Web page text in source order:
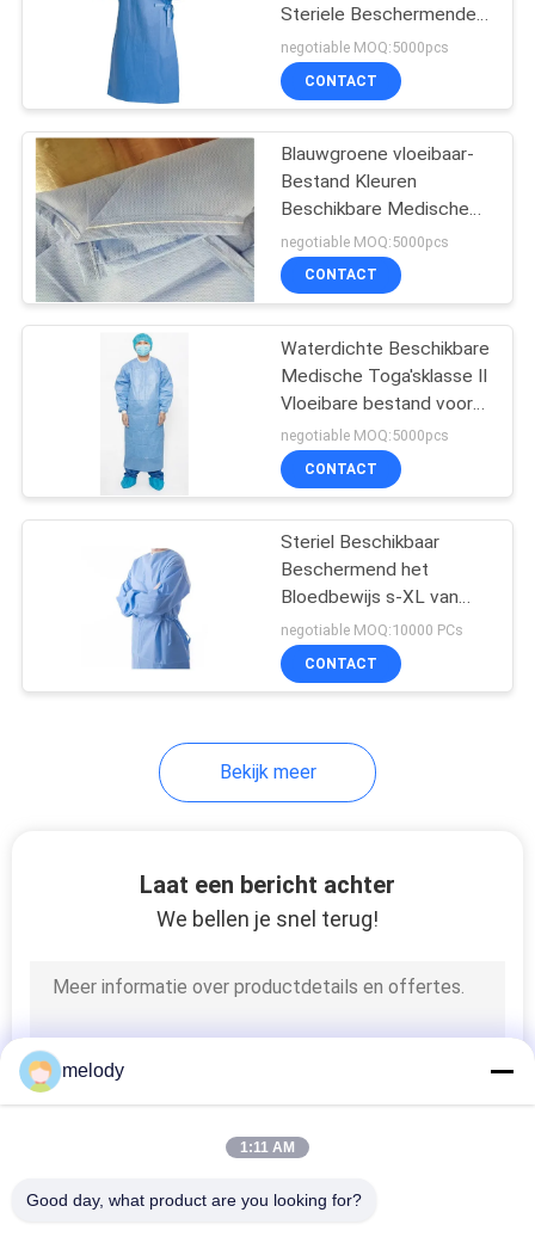
Steriele Beschermende
Een allergie
veroorzakende Toga niet
-
negotiable MOQ:5000pcs
CONTACT
Blauwgroene vloeibaar-
Bestand Kleuren
Beschikbare Medische
Toga's
negotiable MOQ:5000pcs
CONTACT
Waterdichte Beschikbare
Medische Toga'sklasse II
Vloeibare bestand voor
het Ziekenhuis
negotiable MOQ:5000pcs
CONTACT
Steriel Beschikbaar
Beschermend het
Bloedbewijs s-XL van
Toga'ssms voor Arts
Patient
negotiable MOQ:10000 PCs
CONTACT
Bekijk meer
Laat een bericht achter
We bellen je snel terug!
melody
1:11 AM
Good day, what product are you looking for?